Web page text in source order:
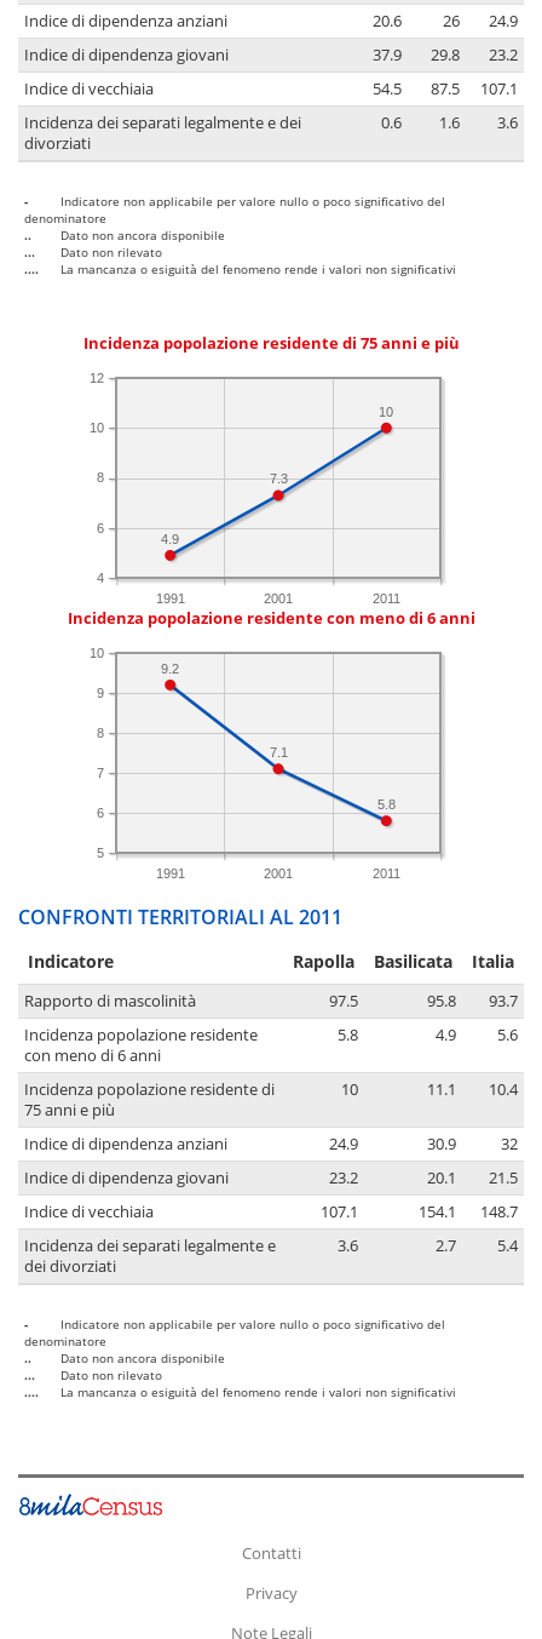
Indice di dipendenza anziani 20.6 26
24.9
Indice di dipendenza giovani
37.9 29.8
23.2
Indice di vecchiaia
54.5 87.5
107.1
Incidenza dei separati legalmente e dei
divorziati
0.6 1.6 3.6
-
Indicatore non applicabile per valore nullo o poco significativo del
denominatore
..
Dato non ancora disponibile
...
Dato non rilevato
....
La mancanza o esiguità del fenomeno rende i valori non significativi
Incidenza popolazione residente di 75 anni e più
1991 2001 2011
4
6
8
10
12
10
7.3
4.9
Incidenza popolazione residente con meno di 6 anni
1991 2001 2011
5
6
7
8
9
10
5.8
7.1
9.2
CONFRONTI TERRITORIALI AL 2011
Indicatore Rapolla Basilicata Italia
Rapporto di mascolinità 97.5 95.8
93.7
Incidenza popolazione residente
con meno di 6 anni
5.8 4.9 5.6
Incidenza popolazione residente di
75 anni e più
10 11.1 10.4
Indice di dipendenza anziani 24.9 30.9
32
Indice di dipendenza giovani
23.2 20.1
21.5
Indice di vecchiaia
107.1 154.1
148.7
Incidenza dei separati legalmente e
dei divorziati
3.6 2.7 5.4
-
Indicatore non applicabile per valore nullo o poco significativo del
denominatore
..
Dato non ancora disponibile
...
Dato non rilevato
....
La mancanza o esiguità del fenomeno rende i valori non significativi
Contatti
Privacy
Note Legali